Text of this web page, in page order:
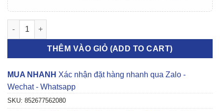
VAN TIẾT LƯU ISUZU QKR270 | 852677562080 số lượng
THÊM VÀO GIỎ (ADD TO CART)
MUA NHANH Xác nhận đặt hàng nhanh qua Zalo -
Wechat - Whatsapp
SKU: 852677562080